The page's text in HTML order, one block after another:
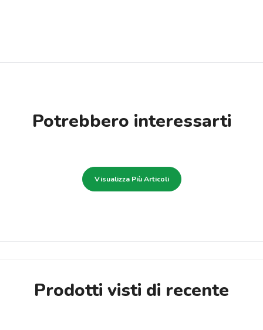
Potrebbero interessarti
Visualizza Più Articoli
Prodotti visti di recente